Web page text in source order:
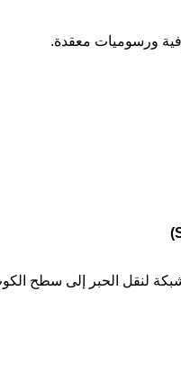
ورسوميات معقدة.
لنقل الحبر إلى سطح